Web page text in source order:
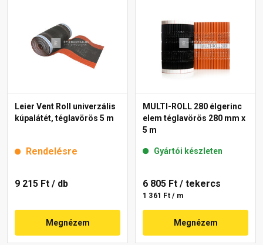
Leier Vent Roll univerzális
kúpalátét, téglavörös 5 m
Rendelésre
9 215 Ft / db
Megnézem
MULTI-ROLL 280 élgerinc
elem téglavörös 280 mm x
5 m
Gyártói készleten
6 805 Ft / tekercs
1 361 Ft / m
Megnézem